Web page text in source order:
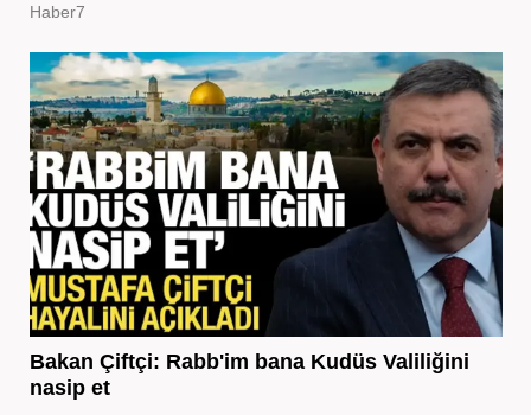
Haber7
Bakan Çiftçi: Rabb'im bana Kudüs Valiliğini
nasip et